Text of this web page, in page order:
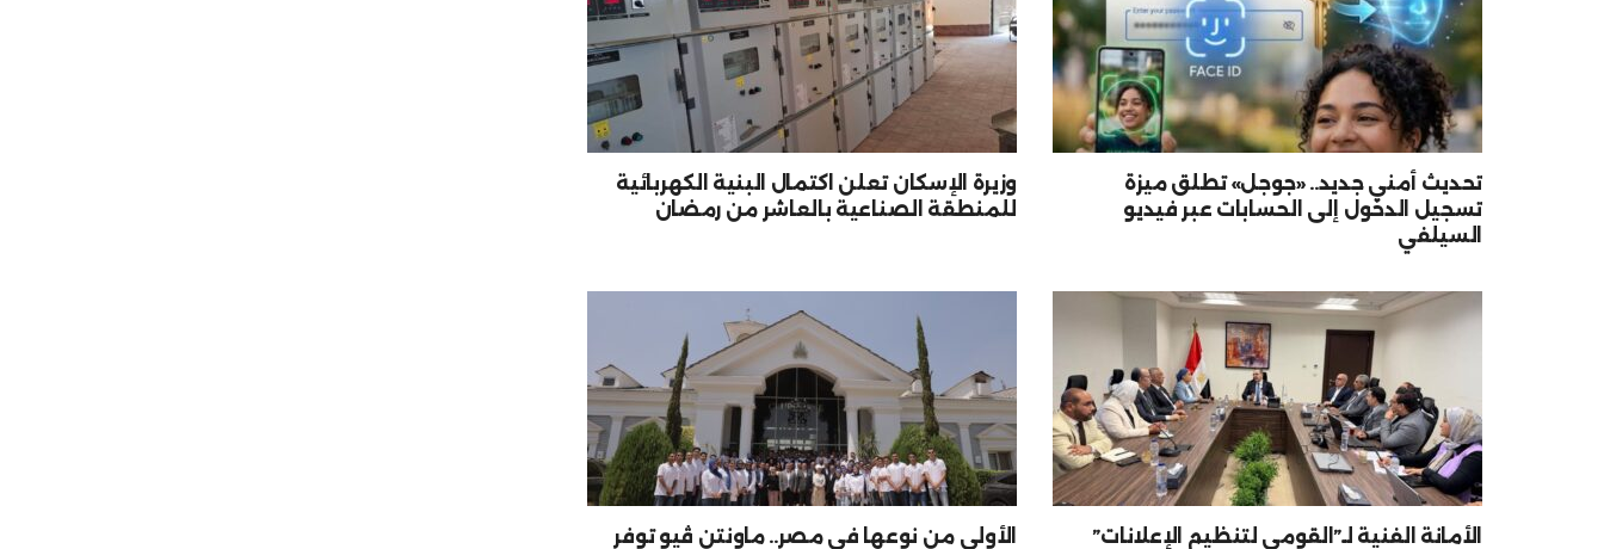
تحديث أمني جديد.. «جوجل» تطلق ميزة
تسجيل الدخول إلى الحسابات عبر فيديو
السيلفي
وزيرة الإسكان تعلن اكتمال البنية الكهربائية
للمنطقة الصناعية بالعاشر من رمضان
الأمانة الفنية لـ”القومي لتنظيم الإعلانات”
الأولى من نوعها في مصر.. ماونتن ڤيو توفر